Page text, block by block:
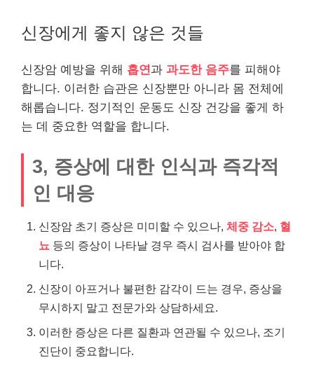
신장에게 좋지 않은 것들
신장암 예방을 위해 흡연 과 과도한 음주를 피해야
합니다. 이러한 습관은 신장뿐만 아니라 몸 전체에
해롭습니다. 정기적인 운동 도 신장 건강을 좋게 하
는 데 중요한 역할을 합니다.
3, 증상에 대한 인식과 즉각적
인 대응
신장암 초기 증상은 미미할 수 있으나, 체중 감소, 혈
뇨 등의 증상이 나타날 경우 즉시 검사를 받아야 합
니다.
신장이 아프거나 불편한 감각이 드는 경우, 증상을
무시하지 말고 전문가와 상담하세요.
이러한 증상은 다른 질환과 연관될 수 있으나, 조기
진단이 중요합니다.